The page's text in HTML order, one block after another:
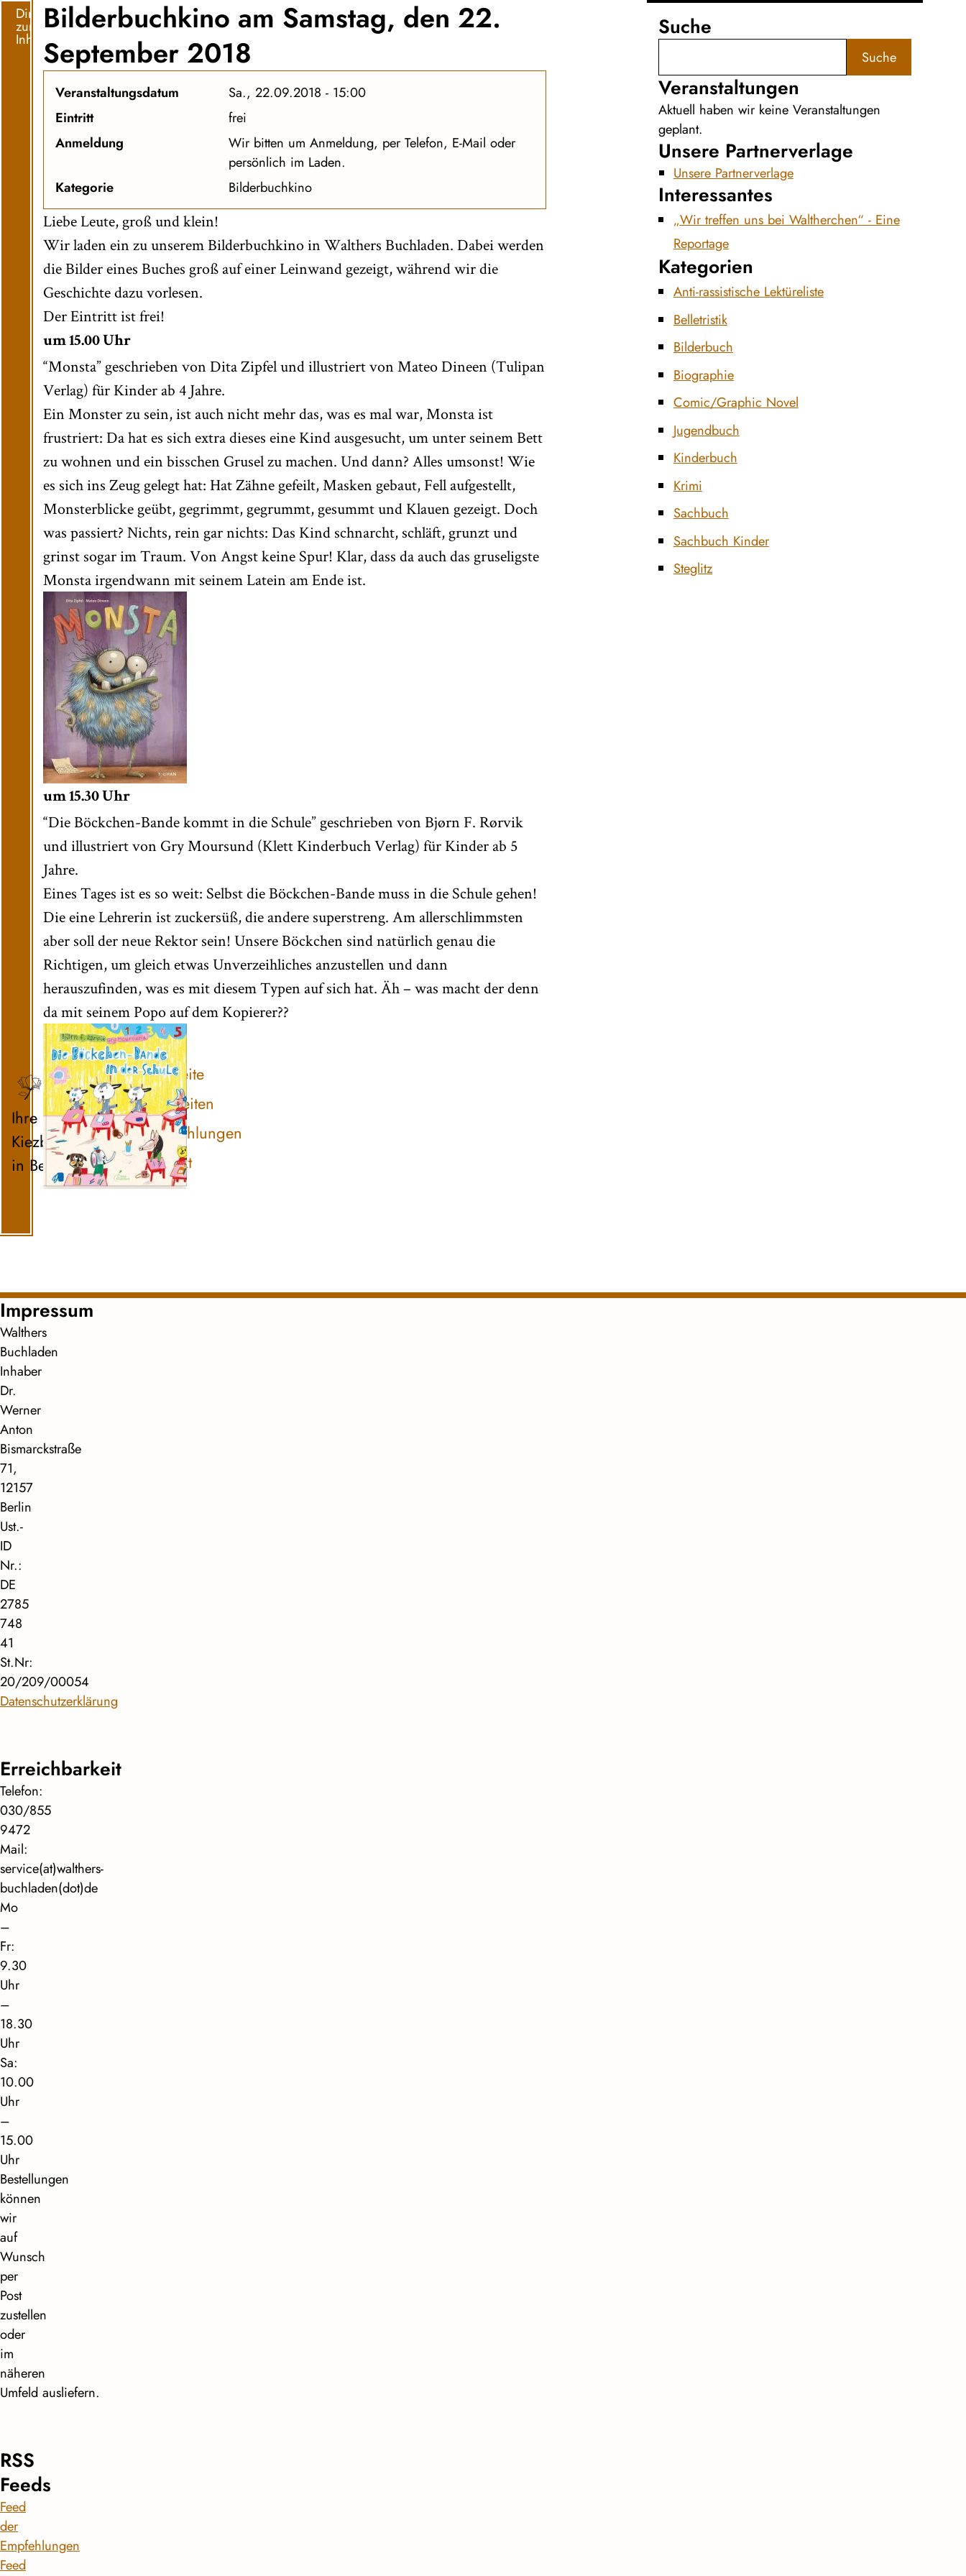
Direkt
zum
Inhalt
Ihre
Kiezbuchhandlung
in Berlin-Steglitz
Startseite
Neuheiten
Empfehlungen
Kontakt
Bilderbuchkino am Samstag, den 22.
September 2018
Veranstaltungsdatum
Sa., 22.09.2018 - 15:00
Eintritt
frei
Anmeldung
Wir bitten um Anmeldung, per Telefon, E-Mail oder
persönlich im Laden.
Kategorie
Bilderbuchkino
Liebe Leute, groß und klein!
Wir laden ein zu unserem Bilderbuchkino in Walthers Buchladen. Dabei werden
die Bilder eines Buches groß auf einer Leinwand gezeigt, während wir die
Geschichte dazu vorlesen.
Der Eintritt ist frei!
um 15.00 Uhr
“Monsta” geschrieben von Dita Zipfel und illustriert von Mateo Dineen (Tulipan
Verlag) für Kinder ab 4 Jahre.
Ein Monster zu sein, ist auch nicht mehr das, was es mal war, Monsta ist
frustriert: Da hat es sich extra dieses eine Kind ausgesucht, um unter seinem Bett
zu wohnen und ein bisschen Grusel zu machen. Und dann? Alles umsonst! Wie
es sich ins Zeug gelegt hat: Hat Zähne gefeilt, Masken gebaut, Fell aufgestellt,
Monsterblicke geübt, gegrimmt, gegrummt, gesummt und Klauen gezeigt. Doch
was passiert? Nichts, rein gar nichts: Das Kind schnarcht, schläft, grunzt und
grinst sogar im Traum. Von Angst keine Spur! Klar, dass da auch das gruseligste
Monsta irgendwann mit seinem Latein am Ende ist.
um 15.30 Uhr
“Die Böckchen-Bande kommt in die Schule” geschrieben von Bjørn F. Rørvik
und illustriert von Gry Moursund (Klett Kinderbuch Verlag) für Kinder ab 5
Jahre.
Eines Tages ist es so weit: Selbst die Böckchen-Bande muss in die Schule gehen!
Die eine Lehrerin ist zuckersüß, die andere superstreng. Am allerschlimmsten
aber soll der neue Rektor sein! Unsere Böckchen sind natürlich genau die
Richtigen, um gleich etwas Unverzeihliches anzustellen und dann
herauszufinden, was es mit diesem Typen auf sich hat. Äh – was macht der denn
da mit seinem Popo auf dem Kopierer??
Suche
Suche
Veranstaltungen
Aktuell haben wir keine Veranstaltungen
geplant.
Unsere Partnerverlage
Unsere Partnerverlage
Interessantes
„Wir treffen uns bei Waltherchen“ - Eine
Reportage
Kategorien
Anti-rassistische Lektüreliste
Belletristik
Bilderbuch
Biographie
Comic/Graphic Novel
Jugendbuch
Kinderbuch
Krimi
Sachbuch
Sachbuch Kinder
Steglitz
Impressum
Walthers
Buchladen
Inhaber
Dr.
Werner
Anton
Bismarckstraße
71,
12157
Berlin
Ust.-
ID
Nr.:
DE
2785
748
41
St.Nr:
20/209/00054
Datenschutzerklärung
Erreichbarkeit
Telefon:
030/855
9472
Mail:
service(at)walthers-
buchladen(dot)de
Mo
–
Fr:
9.30
Uhr
–
18.30
Uhr
Sa:
10.00
Uhr
–
15.00
Uhr
Bestellungen
können
wir
auf
Wunsch
per
Post
zustellen
oder
im
näheren
Umfeld ausliefern.
RSS
Feeds
Feed
der
Empfehlungen
Feed